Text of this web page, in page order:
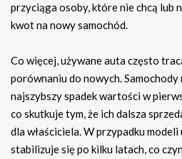
przyciąga osoby, które nie chcą lub
kwot na nowy samochód.
Co więcej, używane auta często
porównaniu do nowych. Samochody
najszybszy spadek wartości w
co skutkuje tym, że ich dalsza
dla właściciela. W przypadku
stabilizuje się po kilku latach, co